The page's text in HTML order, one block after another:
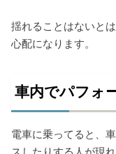
揺れることはないと
心配になります。
車内でパフォ
電車に乗ってると、
スしたりする人が現れ